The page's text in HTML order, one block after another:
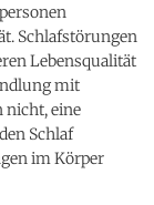
Schlafstörungen
Lebensqualität
mit
nicht, eine
Schlaf
im Körper